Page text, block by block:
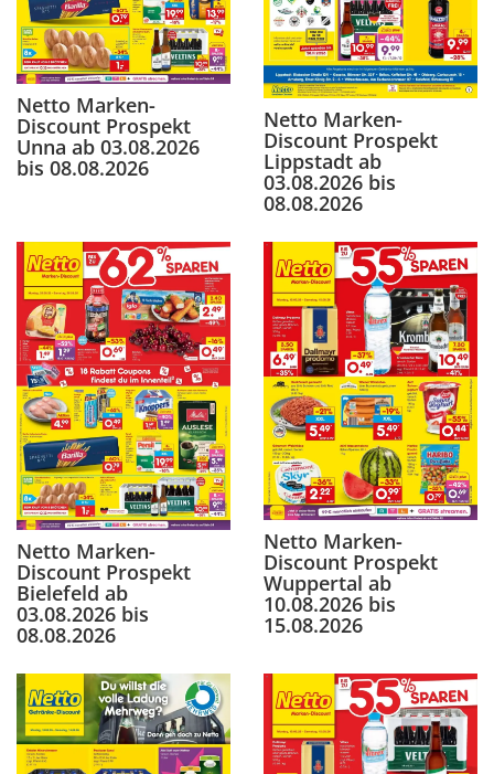
Netto Marken-
Discount Prospekt
Unna ab 03.08.2026
bis 08.08.2026
Netto Marken-
Discount Prospekt
Lippstadt ab
03.08.2026 bis
08.08.2026
Netto Marken-
Discount Prospekt
Bielefeld ab
03.08.2026 bis
08.08.2026
Netto Marken-
Discount Prospekt
Wuppertal ab
10.08.2026 bis
15.08.2026